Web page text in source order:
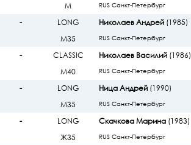
М
RUS Санкт-Петербург
-
LONG
М35
Николаев Андрей(1985)
RUS Санкт-Петербург
-
CLASSIC
М40
Николаев Василий(1986)
RUS Санкт-Петербург
-
LONG
М35
Ница Андрей(1990)
RUS Санкт-Петербург
-
LONG
Ж35
Скачкова Марина(1983)
RUS Санкт-Петербург